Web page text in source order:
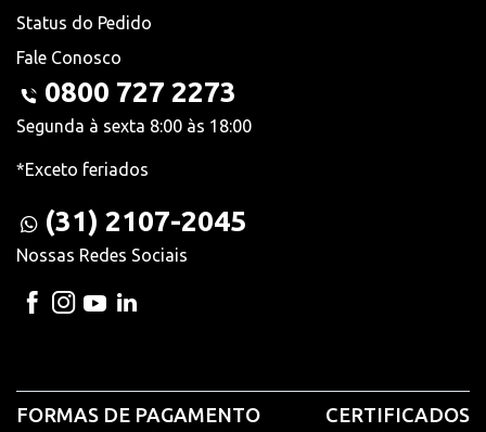
Status do Pedido
Fale Conosco
0800 727 2273
Segunda à sexta 8:00 às 18:00
*Exceto feriados
(31) 2107-2045
Nossas Redes Sociais
FORMAS DE PAGAMENTO CERTIFICADOS